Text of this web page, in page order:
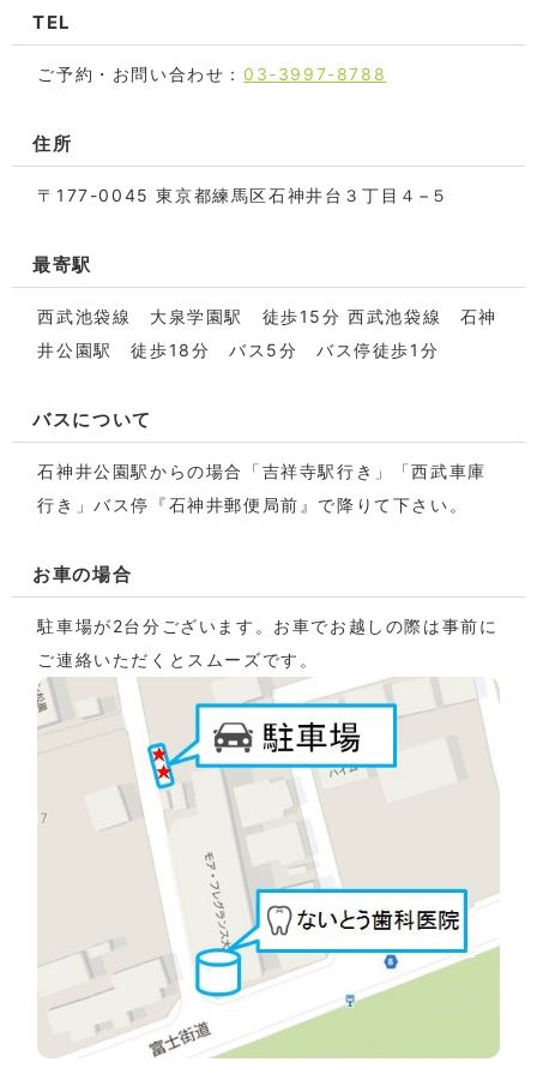
TEL
ご予約・お問い合わせ： 03-3997-8788
住所
〒177-0045 東京都練馬区石神井台３丁目４−５
最寄駅
西武池袋線 大泉学園駅 徒歩15分 西武池袋線 石神
井公園駅 徒歩18分 バス5分 バス停徒歩1分
バスについて
石神井公園駅からの場合「吉祥寺駅行き」「西武車庫
行き」バス停『石神井郵便局前』で降りて下さい。
お車の場合
駐車場が2台分ございます。お車でお越しの際は事前に
ご連絡いただくとスムーズです。